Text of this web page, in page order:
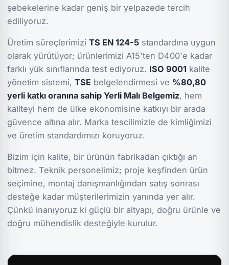
şebekelerine kadar geniş bir yelpazede tercih
ediliyoruz.
Üretim süreçlerimiziTS EN 124-5 standardına uygun
olarak yürütüyor; ürünlerimizi A15'ten D400'e kadar
farklı yük sınıflarında test ediyoruz. ISO 9001 kalite
yönetim sistemi,TSE belgelendirmesi ve %80,80
yerli katkı oranına sahip Yerli Malı Belgemiz, hem
kaliteyi hem de ülke ekonomisine katkıyı bir arada
güvence altına alır. Marka tescilimizle de kimliğimizi
ve üretim standardımızı koruyoruz.
Bizim için kalite, bir ürünün fabrikadan çıktığı an
bitmez. Teknik personelimiz; proje keşfinden ürün
seçimine, montaj danışmanlığından satış sonrası
desteğe kadar müşterilerimizin yanında yer alır.
Çünkü inanıyoruz ki güçlü bir altyapı, doğru ürünle ve
doğru mühendislik desteğiyle kurulur.